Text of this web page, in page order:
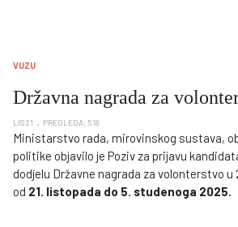
VUZU
Državna nagrada za
LIS 21 PREGLEDA: 518
Ministarstvo rada, mirovinskog sustava,
politike objavilo je Poziv za prijavu
dodjelu Državne nagrada za volonterstvo u
od 21. listopada do 5. studenoga 2025.